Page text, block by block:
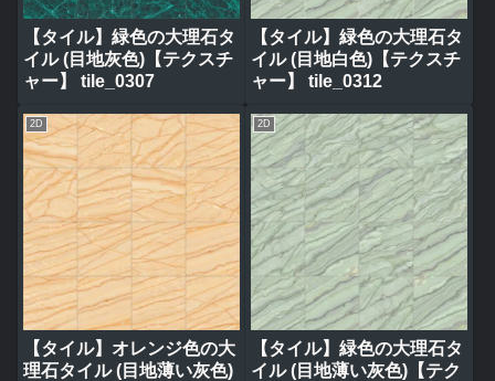
【タイル】緑色の大理石タ
イル (目地灰色)【テクスチ
ャー】 tile_0307
【タイル】緑色の大理石タ
イル (目地白色)【テクスチ
ャー】 tile_0312
2D
【タイル】オレンジ色の大
理石タイル (目地薄い灰色)
2D
【タイル】緑色の大理石タ
イル (目地薄い灰色)【テク